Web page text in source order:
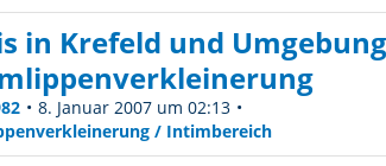
in Krefeld und
8. Januar 2007 um 02:13
/ Intimbereich